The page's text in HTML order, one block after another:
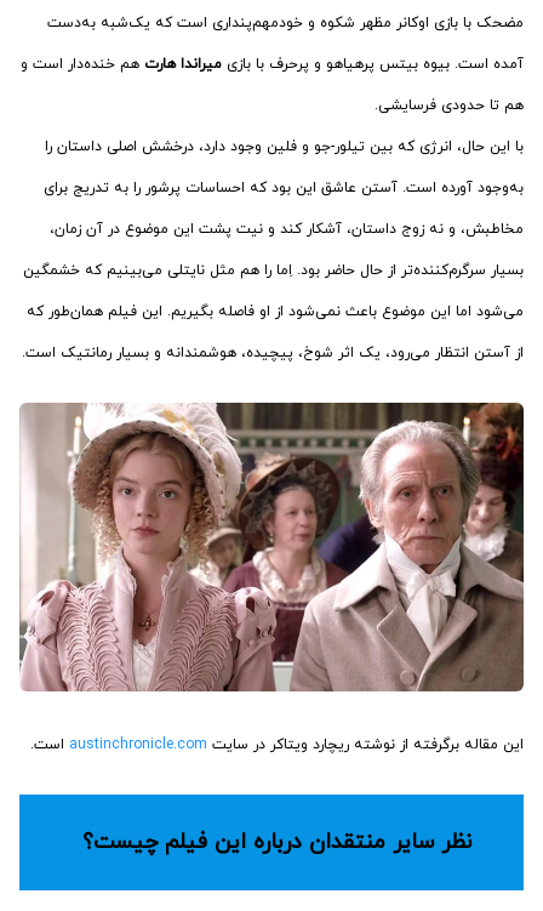
مضحک با بازی اوکانر مظهر شکوه و خودمهم‌پنداری است که یک‌شبه به‌دست
آمده است. بیوه بیتس پرهیاهو و پرحرف با بازی میراندا هارت هم خنده‌دار است و
هم تا حدودی فرسایشی.
با این حال، انرژی که بین تیلور-جو و فلین وجود دارد، درخشش اصلی داستان را
به‌وجود آورده است. آستن عاشق این بود که احساسات پرشور را به تدریج برای
مخاطبش، و نه زوج داستان، آشکار کند و نیت پشت این موضوع در آن زمان،
بسیار سرگرم‌کننده‌تر از حال حاضر بود. اِما را هم مثل نایتلی می‌بینیم که خشمگین
می‌شود اما این موضوع باعث نمی‌شود از او فاصله بگیریم. این فیلم همان‌طور که
از آستن انتظار می‌رود، یک اثر شوخ، پیچیده، هوشمندانه و بسیار رمانتیک است.
این مقاله برگرفته از نوشته ریچارد ویتاکر در سایت است.
نظر سایر منتقدان درباره این فیلم چیست؟